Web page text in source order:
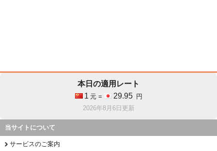
本日の適用レート
1 元 = 29.95
円
2026年8月6日更新
当サイトについて
サービスのご案内